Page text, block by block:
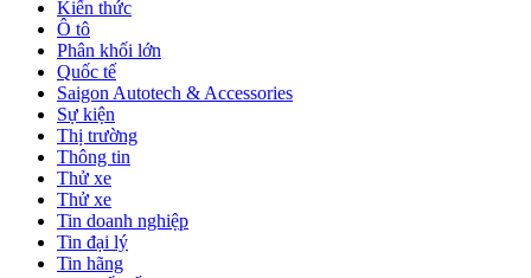
Kiến thức
Ô tô
Phân khối lớn
Quốc tế
Saigon Autotech & Accessories
Sự kiện
Thị trường
Thông tin
Thử xe
Thử xe
Tin doanh nghiệp
Tin đại lý
Tin hãng